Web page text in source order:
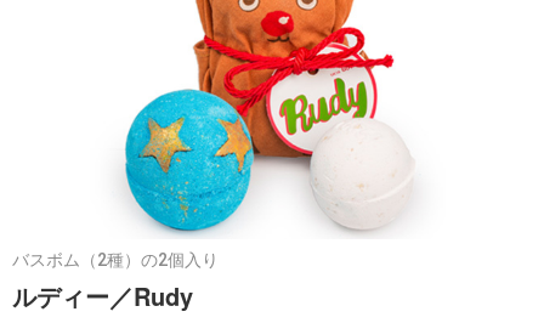
バスボム（2種）の2個入り
ルディー／Rudy